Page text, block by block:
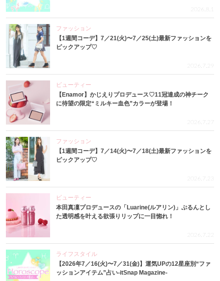
2026.8.1
ファッション
【1週間コーデ】7／21(火)〜7／25(土)最新ファッションを
ピックアップ♡
2026.7.29
ビューティー
【Enamor】かじえりプロデュース♡11冠達成の神チーク
に待望の限定“ミルキー血色”カラーが登場！
2026.7.27
ファッション
【1週間コーデ】7／14(火)〜7／18(土)最新ファッションを
ピックアップ♡
2026.7.23
ビューティー
本田真凜プロデュースの「Luarine(ルアリン)」ぷるんとし
た透明感を叶える欲張りリップに一目惚れ！
2026.7.22
ライフスタイル
【2026年7／16(火)〜7／31(金)】運気UPの12星座別“ファ
ッションアイテム”占い-itSnap Magazine-